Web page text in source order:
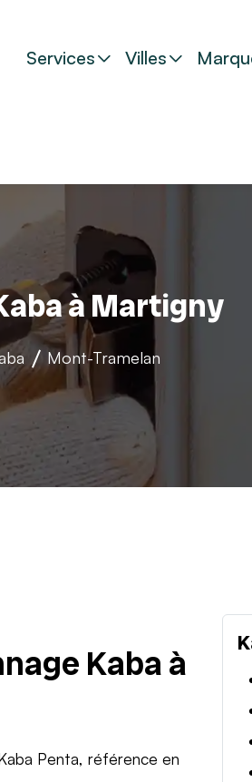
Services Villes
à Martigny
Mont-Tramelan
Kaba à
Penta, référence en